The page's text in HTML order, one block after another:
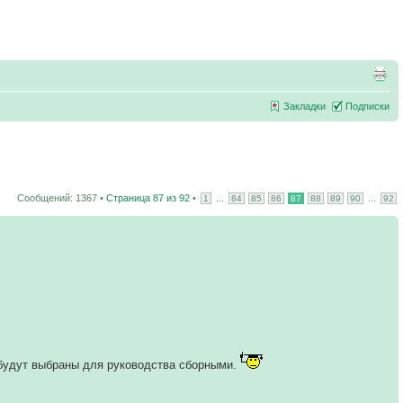
Закладки Подписки
Сообщений: 1367 • Страница 87 из 92 • 1 84 85 86 87 88 89 90 92
выбраны для руководства сборными.